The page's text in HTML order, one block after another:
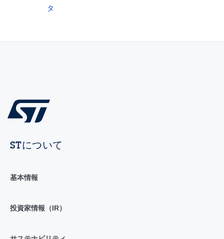
タ
STについて
基本情報
投資家情報（IR）